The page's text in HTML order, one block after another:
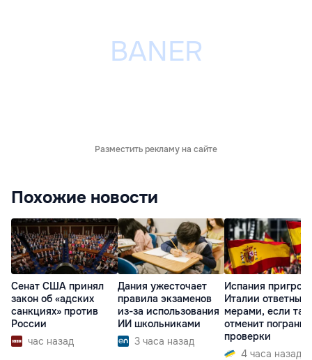
Разместить рекламу на сайте
Похожие новости
Сенат США принял
закон об «адских
санкциях» против
России
час назад
Дания ужесточает
правила экзаменов
из-за использования
ИИ школьниками
3 часа назад
Испания
Италии
мерами, если та
отменит
проверки
4 часа назад